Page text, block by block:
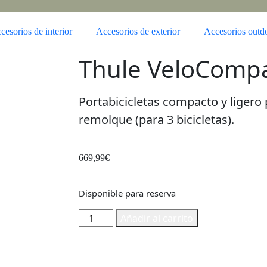
de interior Accesorios de exterior Accesorios
Thule
Portabicicletas compacto y
remolque (para 3 bicicletas).
669,99€
Disponible para reserva